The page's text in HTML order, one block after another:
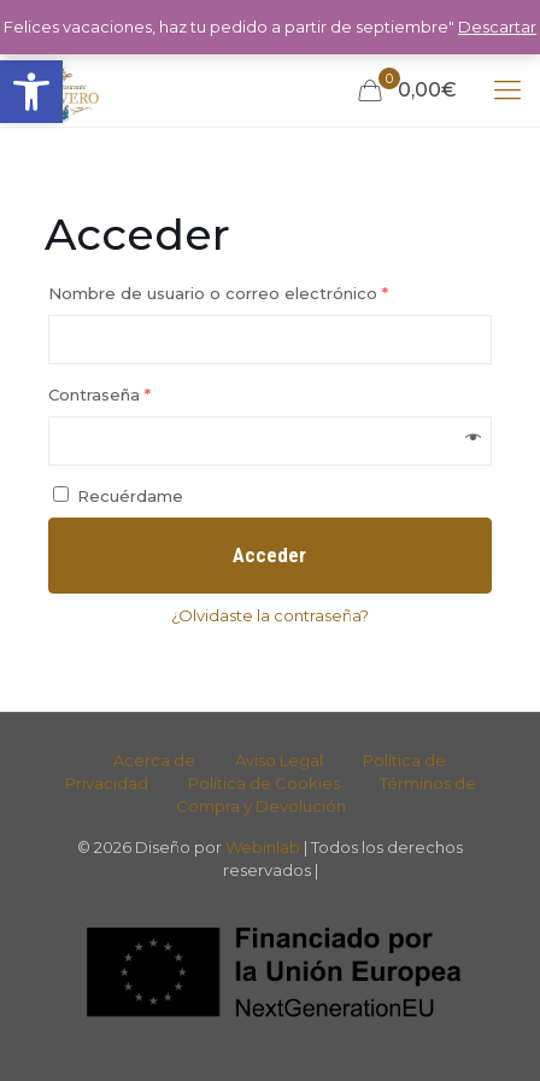
Abrir barra de herramientas 0 0,00€
Acceder
Nombre de usuario o correo electrónico *
Contraseña *
Recuérdame
Acceder
¿Olvidaste la contraseña?
Acerca de Aviso Legal
Política de
Privacidad
Política de Cookies
Términos de
Compra y Devolución
© 2026 Diseño por Webinlab | Todos los derechos
reservados |
Felices vacaciones, haz tu pedido a partir de septiembre" Descartar